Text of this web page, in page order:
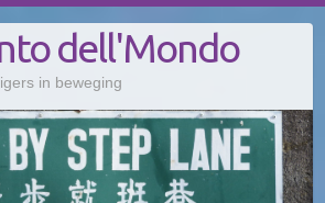
dell'Mondo
in beweging